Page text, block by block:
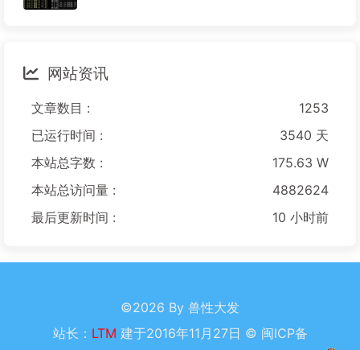
网站资讯
文章数目 :
1253
已运行时间 :
3540 天
本站总字数 :
175.63 W
本站总访问量 :
4882624
最后更新时间 :
10 小时前
©2026 By 兽性大发
站长： LTM 建于2016年11月27日 © 闽ICP备